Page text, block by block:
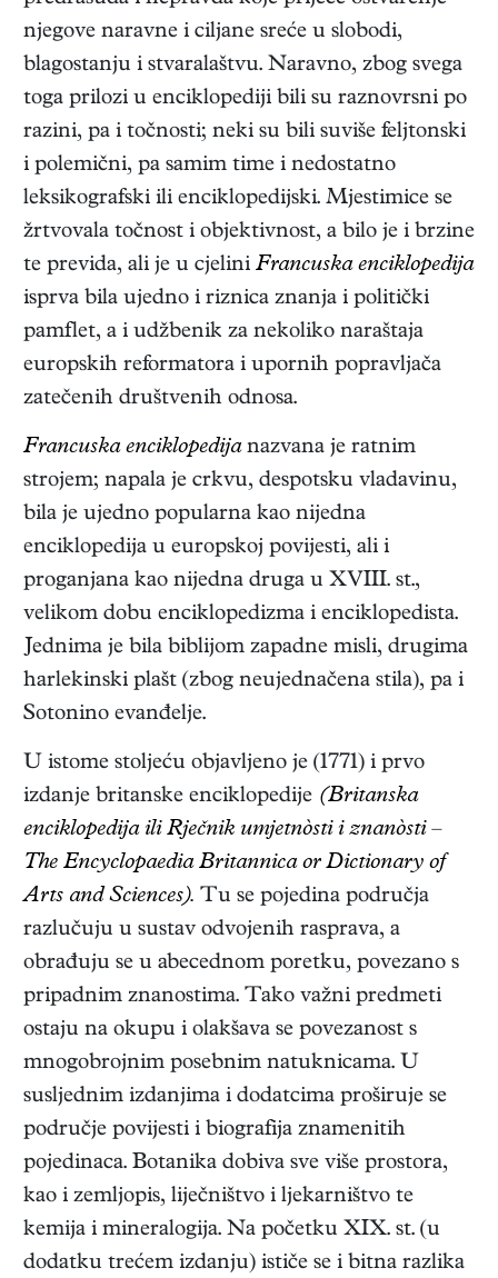
njegove naravne i ciljane sreće u slobodi,
blagostanju i stvaralaštvu. Naravno, zbog svega
toga prilozi u enciklopediji bili su raznovrsni po
razini, pa i točnosti; neki su bili suviše feljtonski
i polemični, pa samim time i nedostatno
leksikografski ili enciklopedijski. Mjestimice se
žrtvovala točnost i objektivnost, a bilo je i brzine
te previda, ali je u cjelini Francuska enciklopedija
isprva bila ujedno i riznica znanja i politički
pamflet, a i udžbenik za nekoliko naraštaja
europskih reformatora i upornih popravljača
zatečenih društvenih odnosa.
Francuska enciklopedijanazvana je ratnim
strojem; napala je crkvu, despotsku vladavinu,
bila je ujedno popularna kao nijedna
enciklopedija u europskoj povijesti, ali i
proganjana kao nijedna druga u XVIII. st.,
velikom dobu enciklopedizma i enciklopedista.
Jednima je bila biblijom zapadne misli, drugima
harlekinski plašt (zbog neujednačena stila), pa i
Sotonino evanđelje.
U istome stoljeću objavljeno je (1771) i prvo
izdanje britanske enciklopedije (Britanska
enciklopedija ili Rječnik umjetnòsti i znanòsti –
The Encyclopaedia Britannica or Dictionary of
Arts and Sciences). Tu se pojedina područja
razlučuju u sustav odvojenih rasprava, a
obrađuju se u abecednom poretku, povezano s
pripadnim znanostima. Tako važni predmeti
ostaju na okupu i olakšava se povezanost s
mnogobrojnim posebnim natuknicama. U
susljednim izdanjima i dodatcima proširuje se
područje povijesti i biografija znamenitih
pojedinaca. Botanika dobiva sve više prostora,
kao i zemljopis, liječništvo i ljekarništvo te
kemija i mineralogija. Na početku XIX. st. (u
dodatku trećem izdanju) ističe se i bitna razlika